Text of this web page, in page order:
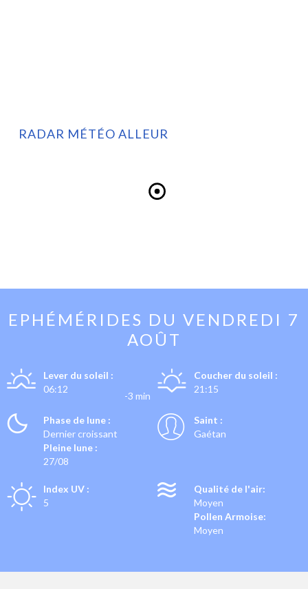
RADAR MÉTÉO ALLEUR
EPHÉMÉRIDES DU VENDREDI 7
AOÛT
Lever du soleil :
06:12
-3 min
Coucher du soleil :
21:15
Phase de lune :
Dernier croissant
Pleine lune :
27/08
Saint :
Gaétan
Index UV :
5
Qualité de l'air:
Moyen
Pollen Armoise:
Moyen